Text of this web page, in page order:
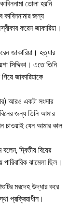
তোলা হয়নি
জন্য
করেন জাকারিয়া।
জাকারিয়া। হত্যার
সিদ্দিকা। এতে তিনি
জাকারিয়াকে
আরও একটা সংসার
জন্য তিনি আমার
চাওয়াই যেন আমার কাল
দ্বিতীয় বিয়ের
ঝামেলা ছিল।
মরদেহ উদ্ধার করে
প্রক্রিয়াধীন।